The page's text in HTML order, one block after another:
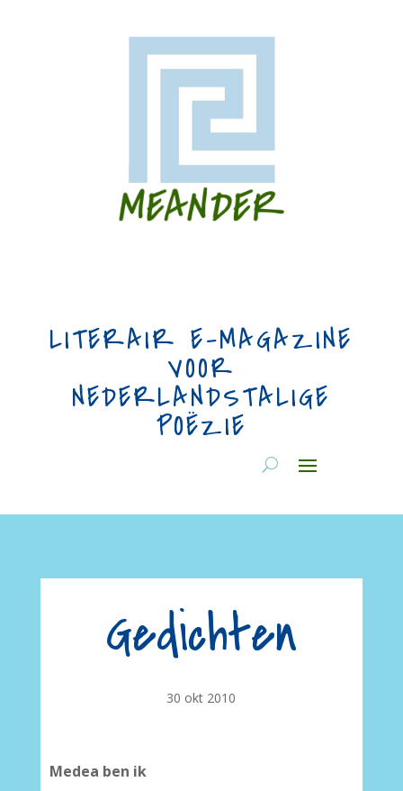
LITERAIR E-MAGAZINE
VOOR
NEDERLANDSTALIGE
POËZIE
Gedichten
30 okt 2010
Medea ben ik